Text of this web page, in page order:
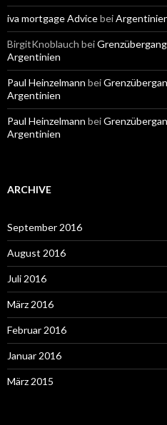
iva mortgage Advicebei
BirgitKnoblauch bei
Argentinien
Paul Heinzelmann bei
Argentinien
Paul Heinzelmann bei
Argentinien
ARCHIVE
September 2016
August 2016
Juli 2016
März 2016
Februar 2016
Januar 2016
März 2015